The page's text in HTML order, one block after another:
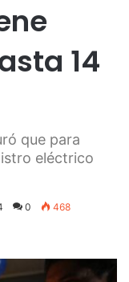
14
que para
eléctrico
0 468